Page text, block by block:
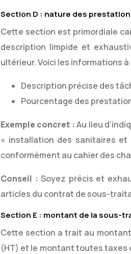
Section D : nature des
Cette section est primordiale
description limpide et
ultérieur. Voici les informations
Description précise des
Pourcentage des
Exemple concret :Au lieu
« installation des sanitaires et
conformément au cahier des
Conseil : Soyez précis et
articles du contrat de sous-
Section E : montant de la sous-
Cette section a trait au
(HT) et le montant toutes taxes